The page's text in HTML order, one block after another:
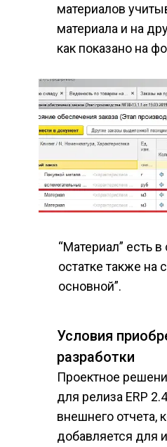
Условия
разработки
Проектное
для релиза ERP
внешнего отчета,
добавляется для
материалов
материала и на
как показано на
“Материал” есть
остатке также на
основной”.